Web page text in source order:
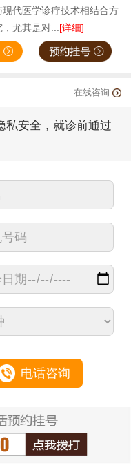
代医学诊疗技术相结合方
尤其是对...[详细]
在线咨询
私安全，就诊前通过
电话咨询